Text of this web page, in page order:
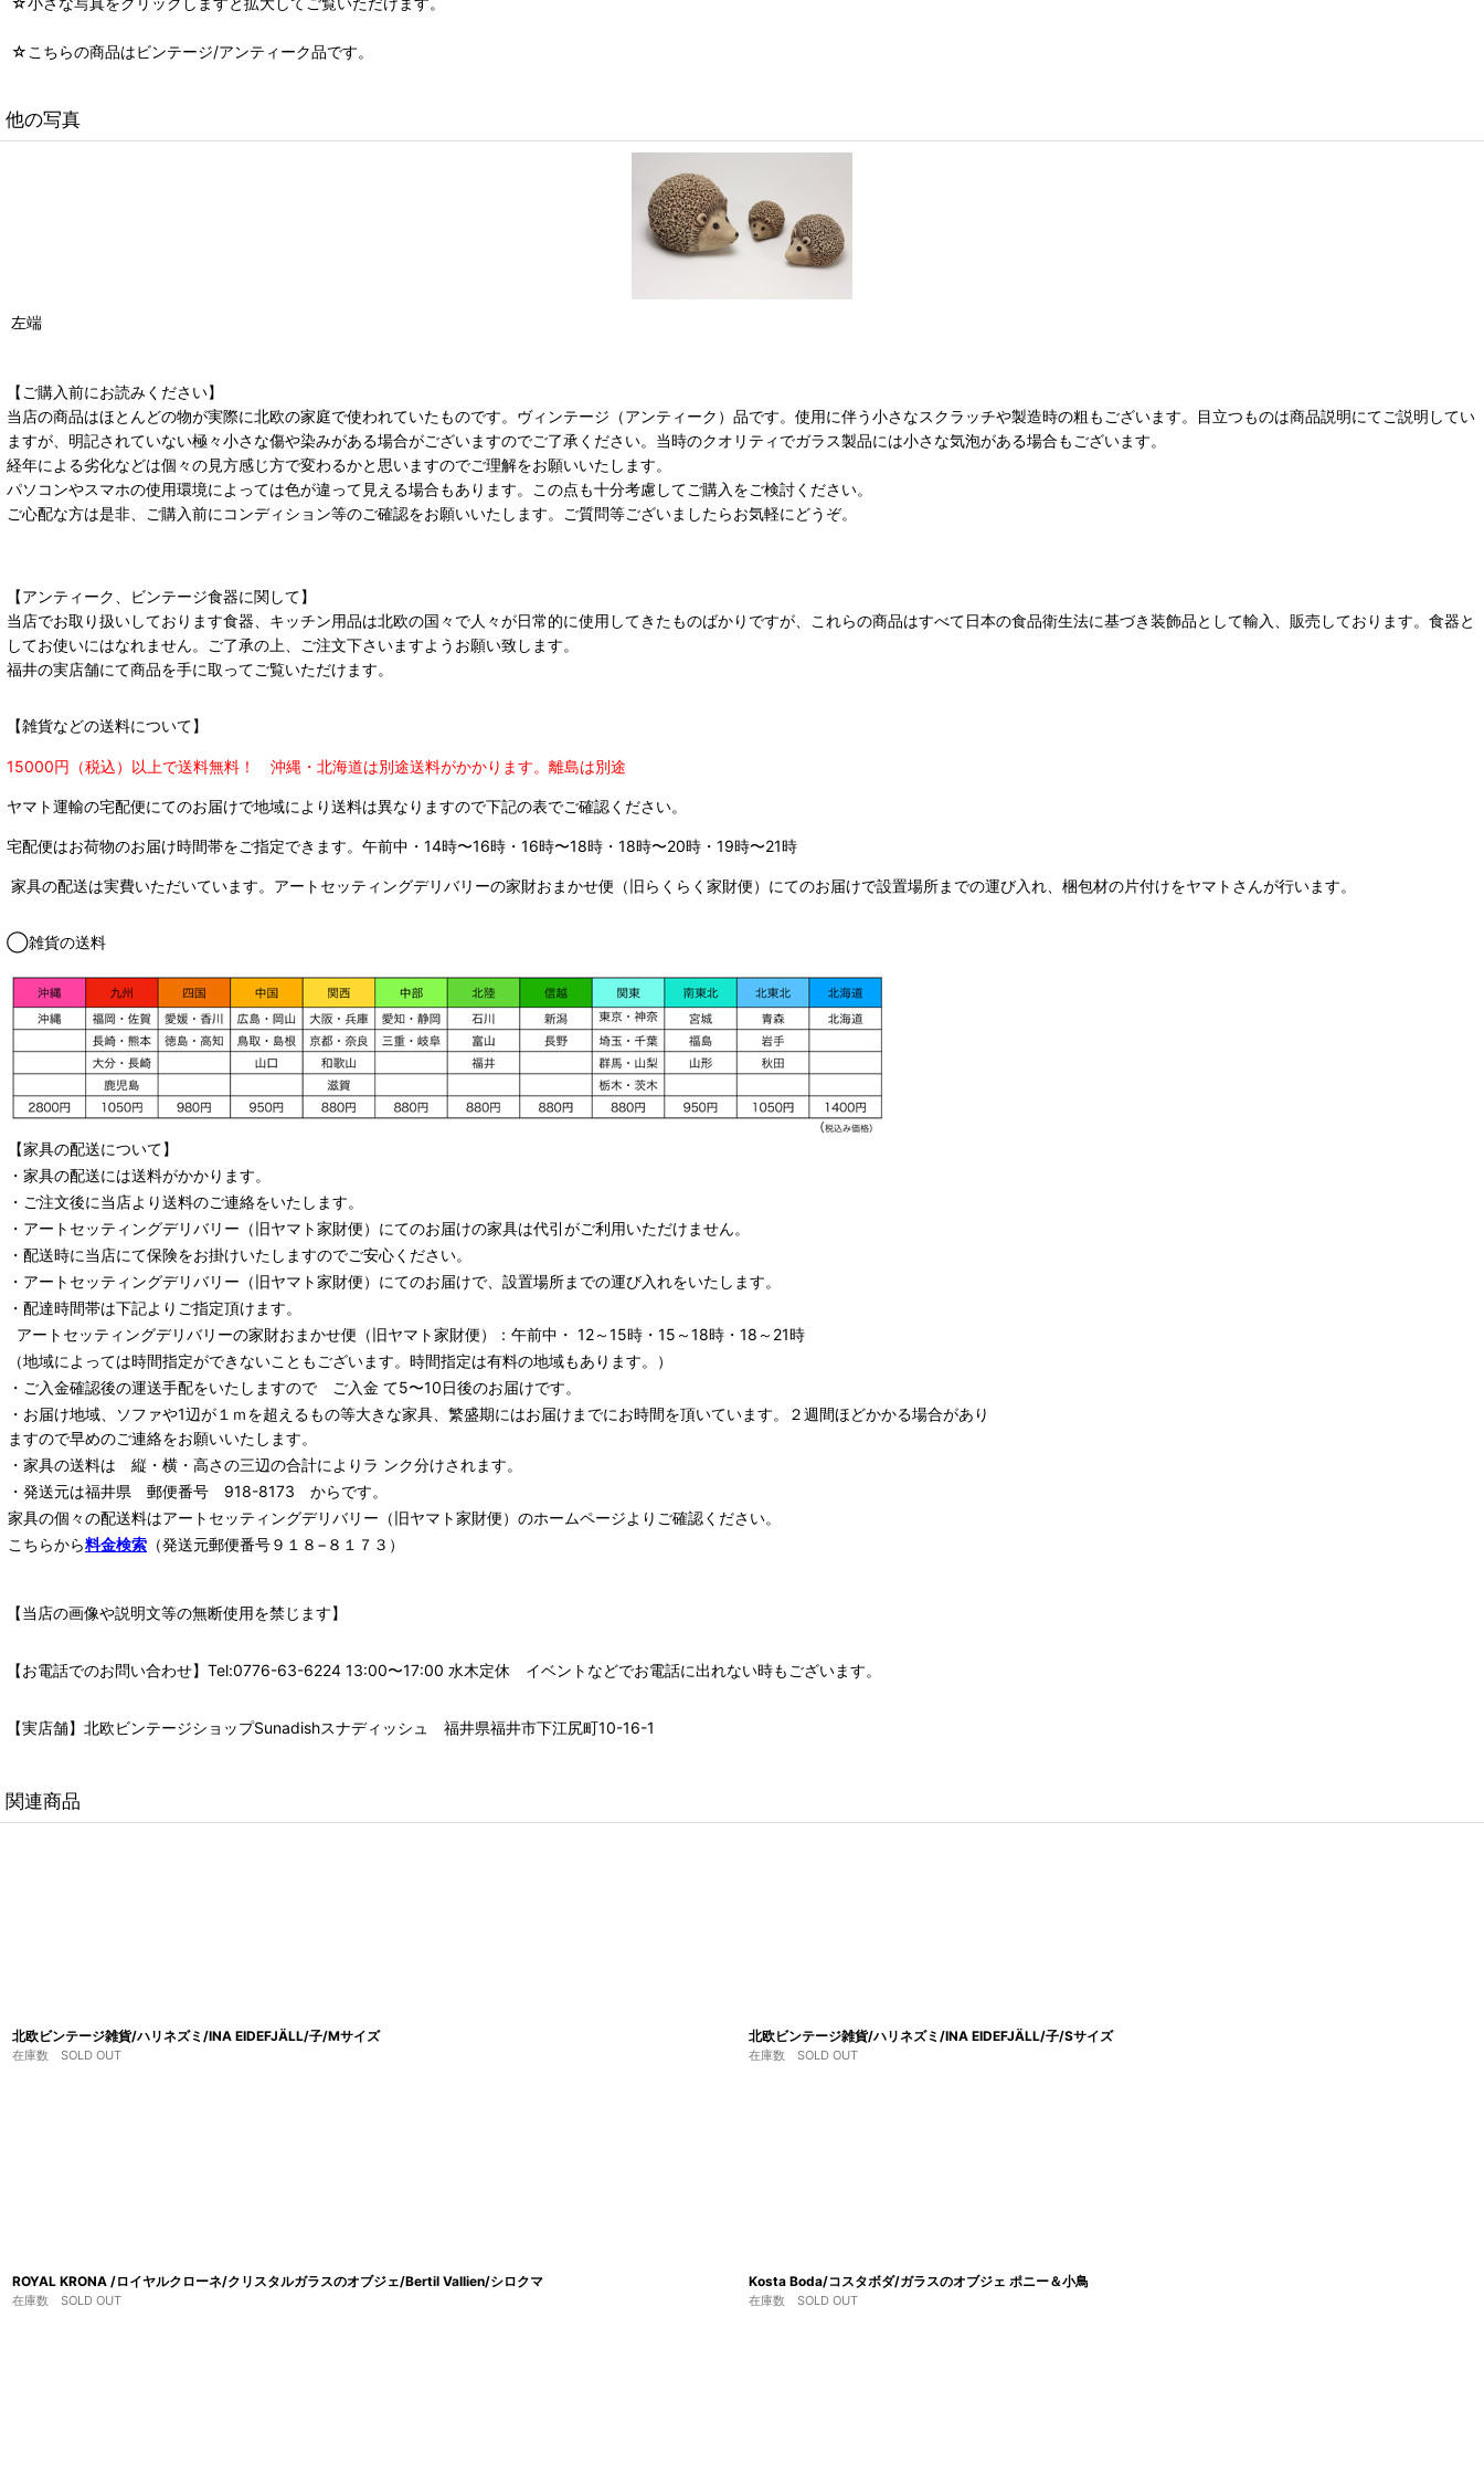
☆こちらの商品はビンテージ/アンティーク品です。
他の写真
左端
【ご購入前にお読みください】
当店の商品はほとんどの物が実際に北欧の家庭で使われていたものです。ヴィンテージ（アンティーク）品です。使用に伴う小さなスクラッチや製造時の粗もございます。目立つものは商品説明にてご説明してい
ますが、明記されていない極々小さな傷や染みがある場合がございますのでご了承ください。当時のクオリティでガラス製品には小さな気泡がある場合もございます。
経年による劣化などは個々の見方感じ方で変わるかと思いますのでご理解をお願いいたします。
パソコンやスマホの使用環境によっては色が違って見える場合もあります。この点も十分考慮してご購入をご検討ください。
ご心配な方は是非、ご購入前にコンディション等のご確認をお願いいたします。ご質問等ございましたらお気軽にどうぞ。
【アンティーク、ビンテージ食器に関して】
当店でお取り扱いしております食器、キッチン用品は北欧の国々で人々が日常的に使用してきたものばかりですが、これらの商品はすべて日本の食品衛生法に基づき装飾品として輸入、販売しております。食器と
してお使いにはなれません。ご了承の上、ご注文下さいますようお願い致します。
福井の実店舗にて商品を手に取ってご覧いただけます。
【雑貨などの送料について】
15000円（税込）以上で送料無料！ 沖縄・北海道は別途送料がかかります。 離島は別途
ヤマト運輸の宅配便にてのお届けで地域により送料は異なりますので下記の表でご確認ください。
宅配便はお荷物のお届け時間帯をご指定できます。 午前中・14時〜16時・16時〜18時・18時〜20時・19時〜21時
家具の配送は実費いただいています。アートセッティングデリバリーの家財おまかせ便（旧らくらく家財便）にてのお届けで設置場所までの運び入れ、梱包材の片付けをヤマトさんが行います。
◯雑貨の送料
【家具の配送について】
・家具の配送には送料がかかります。
・ご注文後に当店より送料のご連絡をいたします。
・ アートセッティングデリバリー （旧ヤマト家財便） にてのお届けの家具は代引がご利用いただけません。
・配送時に当店にて保険をお掛けいたしますのでご安心ください。
・ アートセッティングデリバリー （旧ヤマト家財便） にてのお届けで、設置場所までの運び入れをいたします。
・配達時間帯は下記よりご指定頂けます。
アートセッティングデリバリーの家財おまかせ便 （旧ヤマト家財便）：午前中・ 12～15時・15～18時・18～21時
（地域によっては時間指定ができないこともございます。時間指定は有料の地域もあります。）
・ご入金確認後の運送手配をいたしますので ご入金 て5〜10日後のお届けです。
・お届け地域、ソファや1辺が１ｍを超えるもの等大きな家具、繁盛期にはお届けまでにお時間を頂いています。２週間ほどかかる場合があり
ますので早めのご連絡をお願いいたします。
・家具の送料は 縦・横・高さの三辺の合計によりラ ンク分けされます。
・発送元は福井県 郵便番号 918-8173 からです。
家具の個々の配送料はアートセッティングデリバリー （旧ヤマト家財便） のホームページよりご確認ください。
こちらから料金検索 （発送元郵便番号９１８−８１７３）
【当店の画像や説明文等の無断使用を禁じます】
【お電話でのお問い合わせ】Tel:0776-63-6224 13:00〜17:00 水木定休 イベントなどでお電話に出れない時もございます。
【実店舗】北欧ビンテージショップSunadishスナディッシュ 福井県福井市下江尻町10-16-1
関連商品
北欧ビンテージ雑貨/ハリネズミ/INA EIDEFJÄLL/子/Mサイズ
在庫数 SOLD OUT
北欧ビンテージ雑貨/ハリネズミ/INA EIDEFJÄLL/子/Sサイズ
在庫数 SOLD OUT
ROYAL KRONA /ロイヤルクローネ/クリスタルガラスのオブジェ/Bertil Vallien/シロクマ
在庫数 SOLD OUT
Kosta Boda/コスタボダ/ガラスのオブジェ ポニー＆小鳥
在庫数 SOLD OUT